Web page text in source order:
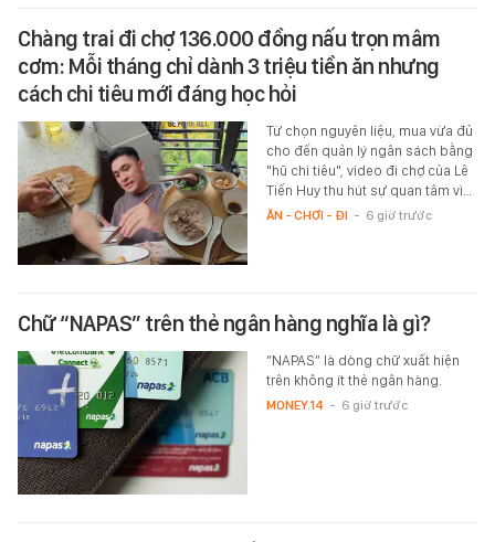
Chàng trai đi chợ 136.000 đồng nấu trọn mâm
cơm: Mỗi tháng chỉ dành 3 triệu tiền ăn nhưng
cách chi tiêu mới đáng học hỏi
Từ chọn nguyên liệu, mua vừa đủ
cho đến quản lý ngân sách bằng
"hũ chi tiêu", video đi chợ của Lê
Tiến Huy thu hút sự quan tâm vì…
ĂN - CHƠI - ĐI - 6 giờ trước
Chữ “NAPAS” trên thẻ ngân hàng nghĩa là gì?
“NAPAS” là dòng chữ xuất hiện
trên không ít thẻ ngân hàng.
MONEY.14 - 6 giờ trước